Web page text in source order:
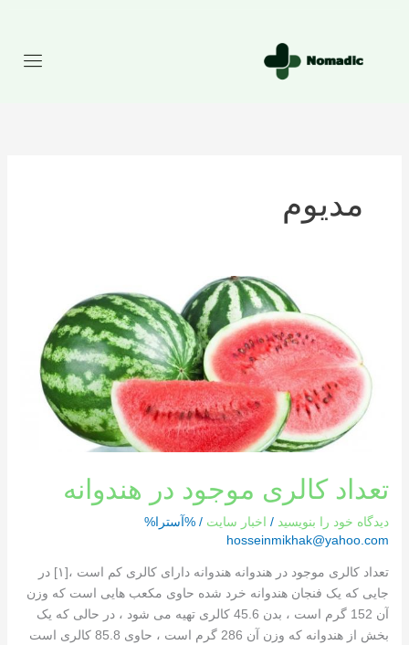
مدیوم
تعداد کالری موجود در هندوانه
دیدگاه‌ خود را بنویسید / اخبار سایت / %آسترا%
hosseinmikhak@yahoo.com
تعداد کالری موجود در هندوانه هندوانه دارای کالری کم است ،[١] در
جایی که یک فنجان هندوانه خرد شده حاوی مکعب هایی است که وزن
آن 152 گرم است ، بدن 45.6 کالری تهیه می شود ، در حالی که یک
بخش از هندوانه که وزن آن 286 گرم است ، حاوی 85.8 کالری است
هندوانه